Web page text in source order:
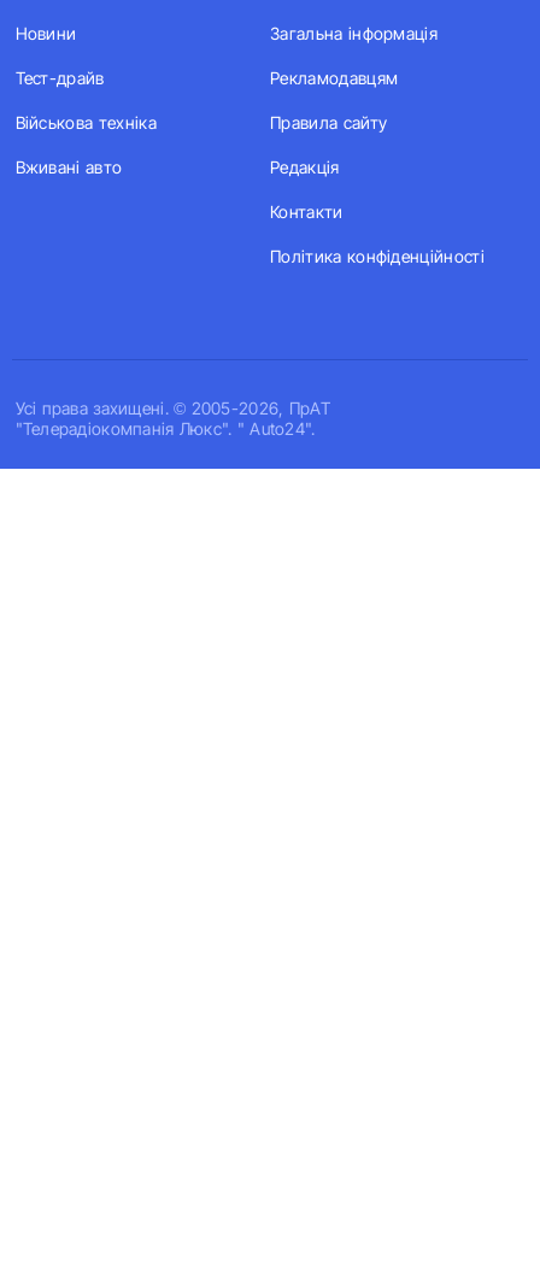
Усi права захищенi. © 2005-2026, ПрАТ
"Телерадіокомпанія Люкс". " Auto24".
Новини
Тест-драйв
Військова техніка
Вживані авто
Загальна інформація
Рекламодавцям
Правила сайту
Редакція
Контакти
Політика конфіденційності